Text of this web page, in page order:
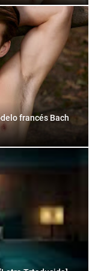
francés Bach